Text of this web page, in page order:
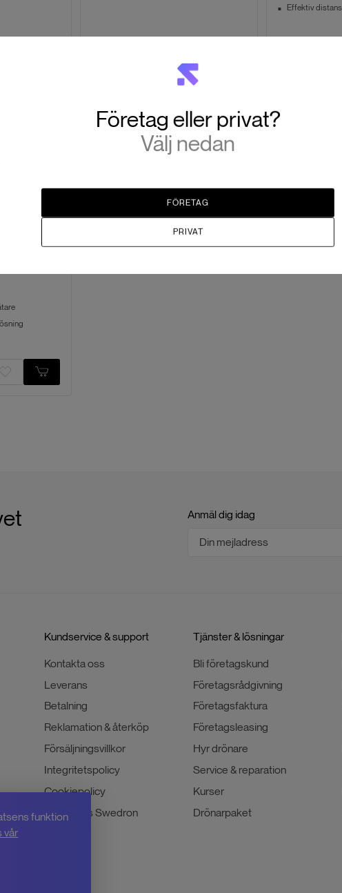
Effektiv
Företag eller privat?
Välj nedan
FÖRETAG
PRIVAT
Anmäl dig idag
Kundservice & support
Kontakta oss
Leverans
Betalning
Reklamation & återköp
Försäljningsvillkor
Integritetspolicy
Cookiepolicy
Jobba hos Swedron
Tjänster & lösningar
Bli företagskund
Företagsrådgivning
Företagsfaktura
Företagsleasing
Hyr drönare
Service & reparation
Kurser
Drönarpaket
funktion
vår